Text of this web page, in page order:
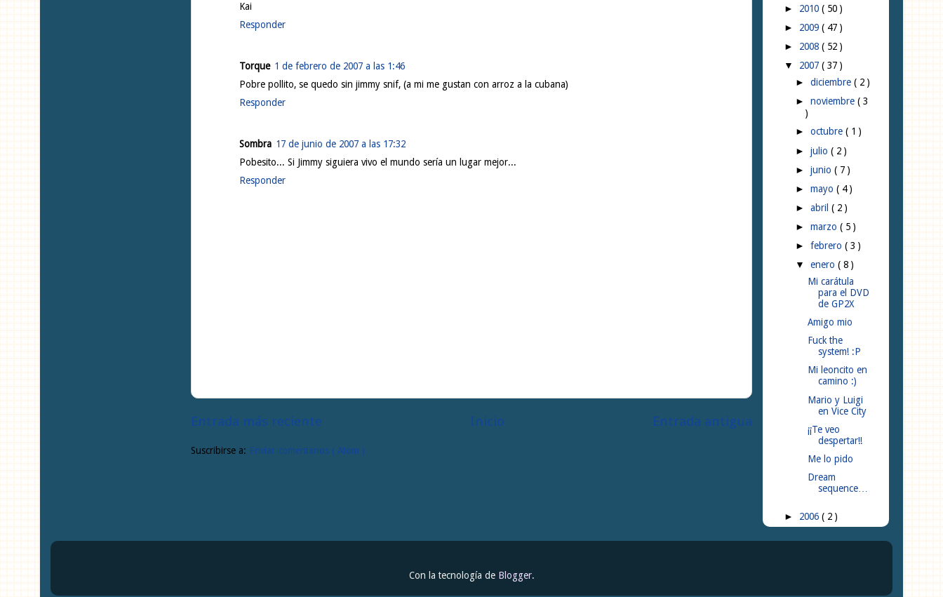
Kai
Responder
Torque 1 de febrero de 2007 a las 1:46
Pobre pollito, se quedo sin jimmy snif, (a mi me gustan con arroz a la cubana)
Responder
Sombra 17 de junio de 2007 a las 17:32
Pobesito... Si Jimmy siguiera vivo el mundo sería un lugar mejor...
Responder
Entrada más reciente Entrada antigua
Inicio
Suscribirse a: Enviar comentarios ( Atom )
► 2010 ( 50 )
► 2009 ( 47 )
► 2008 ( 52 )
▼ 2007 ( 37 )
►diciembre( 2 )
►noviembre( 3
)
►octubre( 1 )
►julio( 2 )
►junio( 7 )
►mayo( 4 )
►abril( 2 )
►marzo( 5 )
►febrero( 3 )
▼enero( 8 )
Mi carátula
para el DVD
de GP2X
Amigo mio
Fuck the
system! :P
Mi leoncito en
camino :)
Mario y Luigi
en Vice City
¡¡Te veo
despertar!!
Me lo pido
Dream
sequence…
► 2006 ( 2 )
Con la tecnología de Blogger.